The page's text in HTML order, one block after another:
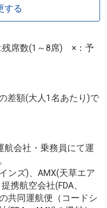
する
席数(1～8席) ×：予
差額(大人1名あたり)で
航会社・乗務員にて運
ンズ)、AMX(天草エア
携航空会社(FDA、
共同運航便（コードシ